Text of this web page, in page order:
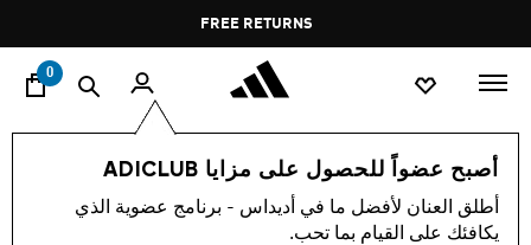
Pause
promotion
rotation
FREE RETURNS
0
أصبح عضواً للحصول على مزايا ADICLUB
أطلق العنان لأفضل ما في أديداس - برنامج عضوية الذي
يكافئك على القيام بما تحب.
اسلوب حياة العلامات التجارية أوريجينالز
أصول · ملحقات (199)